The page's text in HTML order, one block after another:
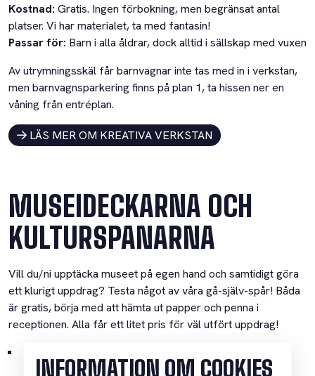
Kostnad: Gratis. Ingen förbokning, men begränsat antal
platser. Vi har materialet, ta med fantasin!
Passar för: Barn i alla åldrar, dock alltid i sällskap med vuxen
Av utrymningsskäl får barnvagnar inte tas med in i verkstan,
men barnvagnsparkering finns på plan 1, ta hissen ner en
våning från entréplan.
LÄS MER OM KREATIVA VERKSTAN
MUSEIDECKARNA OCH
KULTURSPANARNA
Vill du/ni upptäcka museet på egen hand och samtidigt göra
ett klurigt uppdrag? Testa något av våra gå-själv-spår! Båda
är gratis, börja med att hämta ut papper och penna i
receptionen. Alla får ett litet pris för väl utfört uppdrag!
huset och knäppt bilder, kan ni hitta dem? Lös
INFORMATION OM COOKIES